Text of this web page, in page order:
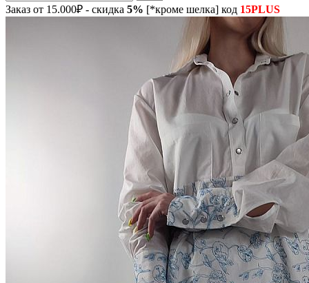
Заказ от 15.000₽ - скидка 5% [*кроме шелка] код 15PLUS